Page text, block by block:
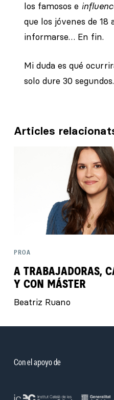
los famosos e
que los jóvenes de
informarse… En fin.
Mi duda es qué
solo dure 30 segundos.
Articles
PROA
A TRABAJADORAS,
Y CON MÁSTER
Beatriz Ruano
Con el apoyo de